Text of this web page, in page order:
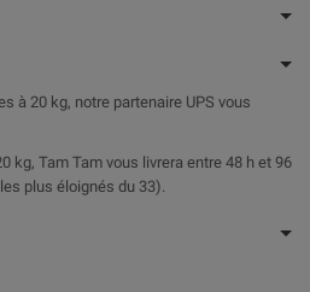
à 20 kg, notre partenaire UPS vous
kg, Tam Tam vous livrera entre 48 h et 96
plus éloignés du 33).